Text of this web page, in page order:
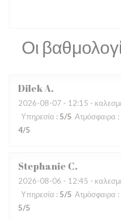
Οι
DilekA
2026-08-07 - 12:15 -
Υπηρεσία : 5/5 Ατμόσφαιρα :
4/5
Stephanie C
2026-08-06 - 12:45 -
Υπηρεσία : 5/5 Ατμόσφαιρα :
5/5